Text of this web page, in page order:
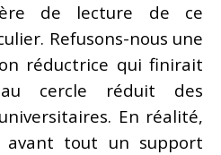
de lecture de ce
Refusons-nous une
réductrice qui finirait
cercle réduit des
En réalité,
avant tout un support